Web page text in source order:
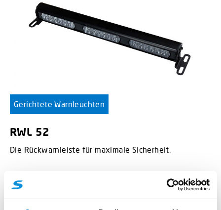
Gerichtete Warnleuchten
RWL 52
Die Rückwarnleiste für maximale Sicherheit.